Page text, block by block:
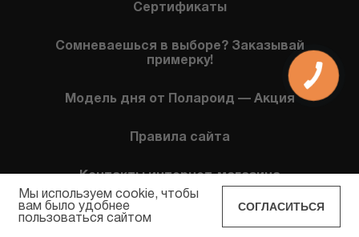
Сертификаты
Сомневаешься в выборе? Заказывай
примерку!
Модель дня от Полароид — Акция
Правила сайта
Контакты интернет-магазина
POLAROID EYEWEAR © 2026 Все права защищены
Мы используем cookie, чтобы
вам было удобнее
пользоваться сайтом
СОГЛАСИТЬСЯ